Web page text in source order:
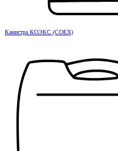
Канистра КОЭКС (COEX)